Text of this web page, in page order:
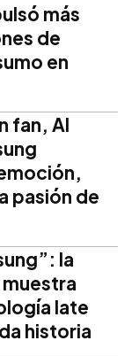
más
de
en
fan, AI
pasión de
la
late
historia